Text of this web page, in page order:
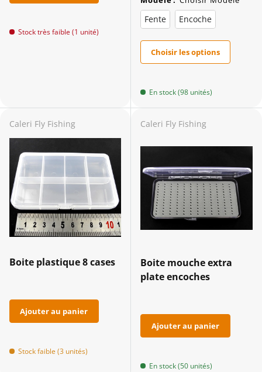
Stock très faible (1 unité)
Fente Encoche
Choisir les options
En stock (98 unités)
Caleri Fly Fishing
Boite plastique 8 cases
Ajouter au panier
Stock faible (3 unités)
Caleri Fly Fishing
Boite mouche extra
plate encoches
Ajouter au panier
En stock (50 unités)